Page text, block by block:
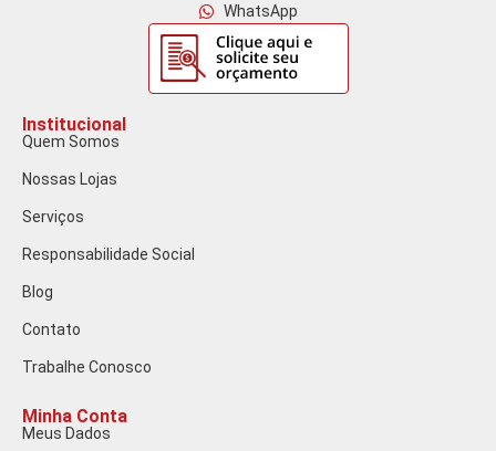
WhatsApp
Institucional
Quem Somos
Nossas Lojas
Serviços
Responsabilidade Social
Blog
Contato
Trabalhe Conosco
Minha Conta
Meus Dados